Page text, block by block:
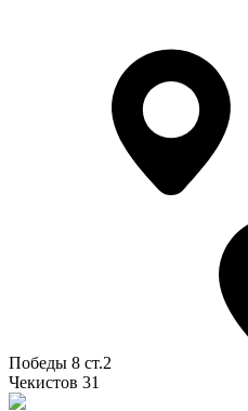
Победы 8 ст.2
Чекистов 31